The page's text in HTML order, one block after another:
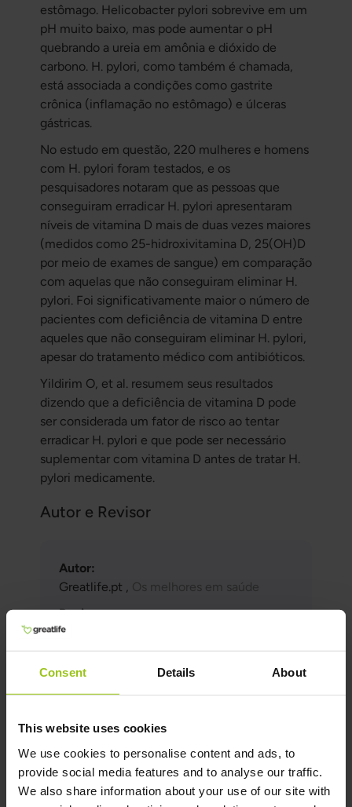
Consent Details About
This website uses cookies
We use cookies to personalise content and ads, to
provide social media features and to analyse our traffic.
We also share information about your use of our site with
estômago. Helicobacter pylori sobrevive em um
pH muito baixo, mas pode aumentar o pH
quebrando a ureia em amônia e dióxido de
carbono. H. pylori, como também é chamada,
está associada a condições como gastrite
crônica (inflamação no estômago) e úlceras
gástricas.
No estudo em questão, 220 mulheres e homens
com H. pylori foram testados, e os
pesquisadores notaram que as pessoas que
conseguiram erradicar H. pylori apresentaram
níveis de vitamina D mais de duas vezes maiores
(medidos como 25-hidroxivitamina D, 25(OH)D
por meio de exames de sangue) em comparação
com aquelas que não conseguiram eliminar H.
pylori. Foi significativamente maior o número de
pacientes com deficiência de vitamina D entre
aqueles que não conseguiram eliminar H. pylori,
apesar do tratamento médico com antibióticos.
Yildirim O, et al. resumem seus resultados
dizendo que a deficiência de vitamina D pode
ser considerada um fator de risco ao tentar
erradicar H. pylori e que pode ser necessário
suplementar com vitamina D antes de tratar H.
pylori medicamente.
Autor e Revisor
Autor:
Greatlife.pt , Os melhores em saúde
Revisor:
Teresa Husén, Terapeuta nutricional de
medicina funcional
Última atualização:
16 Junho 2026
Referências científicas e fontes
Mostrar referência